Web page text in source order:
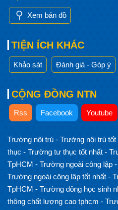
Xem bản đồ
TIỆN ÍCH KHÁC
Khảo sát Đánh giá - Góp ý
CỘNG ĐỒNG NTN
Rss Facebook Youtube
Trường nội trú - Trường nội trú
thục - Trường tư thục tốt nhất -
TpHCM - Trường ngoài công lập -
Trường ngoài công lập tốt nhất -
TpHCM - Trường đông học sinh
thông chất lượng cao tphcm -